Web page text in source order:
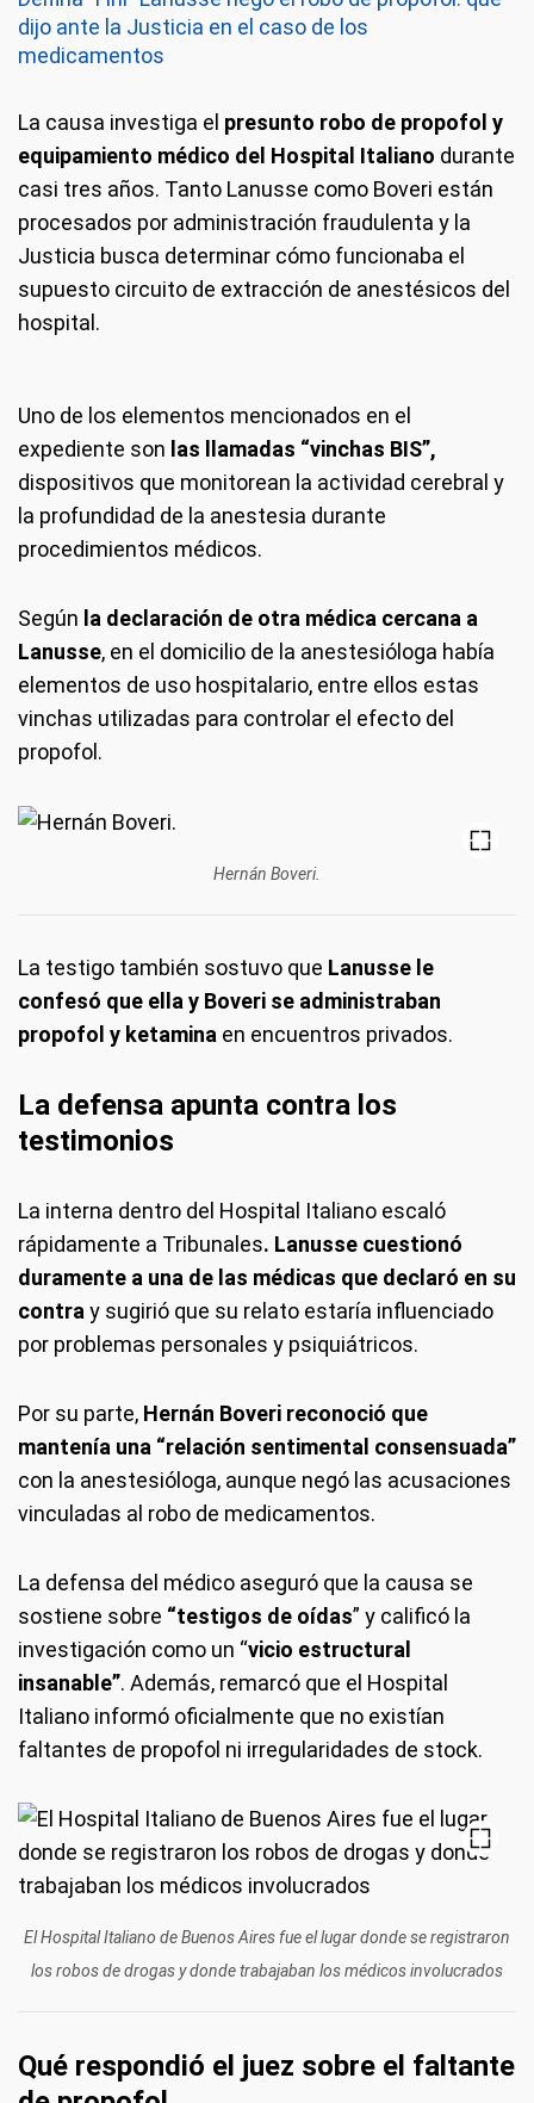
dijo ante la Justicia en el caso de los
medicamentos
La causa investiga el presunto robo de propofol y
equipamiento médico del Hospital Italiano durante
casi tres años. Tanto Lanusse como Boveri están
procesados por administración fraudulenta y la
Justicia busca determinar cómo funcionaba el
supuesto circuito de extracción de anestésicos del
hospital.
Uno de los elementos mencionados en el
expediente son las llamadas “vinchas BIS”,
dispositivos que monitorean la actividad cerebral y
la profundidad de la anestesia durante
procedimientos médicos.
Según la declaración de otra médica cercana a
Lanusse, en el domicilio de la anestesióloga había
elementos de uso hospitalario, entre ellos estas
vinchas utilizadas para controlar el efecto del
propofol.
Hernán Boveri.
La testigo también sostuvo que Lanusse le
confesó que ella y Boveri se administraban
propofol y ketamina en encuentros privados.
La defensa apunta contra los
testimonios
La interna dentro del Hospital Italiano escaló
rápidamente a Tribunales. Lanusse cuestionó
duramente a una de las médicas que declaró en su
contray sugirió que su relato estaría influenciado
por problemas personales y psiquiátricos.
Por su parte, Hernán Boveri reconoció que
mantenía una “relación sentimental consensuada”
con la anestesióloga, aunque negó las acusaciones
vinculadas al robo de medicamentos.
La defensa del médico aseguró que la causa se
sostiene sobre “testigos de oídas” y calificó la
investigación como un “vicio estructural
insanable”. Además, remarcó que el Hospital
Italiano informó oficialmente que no existían
faltantes de propofol ni irregularidades de stock.
El Hospital Italiano de Buenos Aires fue el lugar donde se registraron
los robos de drogas y donde trabajaban los médicos involucrados
Qué respondió el juez sobre el faltante